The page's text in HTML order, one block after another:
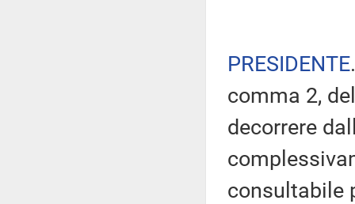
PRESIDENTE
comma 2,
decorrere
consultabile